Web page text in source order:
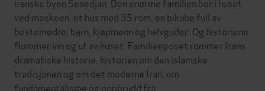
iranske byen Senedjan. Den enorme familien bor i huset
ved moskeen, et hus med 35 rom, en bikube full av
bestemødre, barn, kjøpmenn og halvguder. Og historiene
flommer inn og ut av huset. Familieeposet rommer Irans
dramatiske historie, historien om den islamske
tradisjonen og om det moderne Iran, om
fundamentalisme og oppbrudd fra